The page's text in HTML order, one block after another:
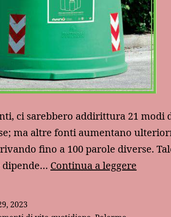
ci sarebbero addirittura 21 modi
ma altre fonti aumentano
fino a 100 parole diverse.
dipende… Continua a leggere
2023